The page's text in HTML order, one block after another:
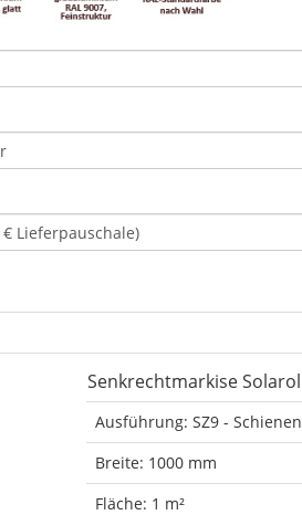
Senkrechtmarkise
Ausführung: SZ9 -
Breite: 1000 mm
Fläche: 1 m²